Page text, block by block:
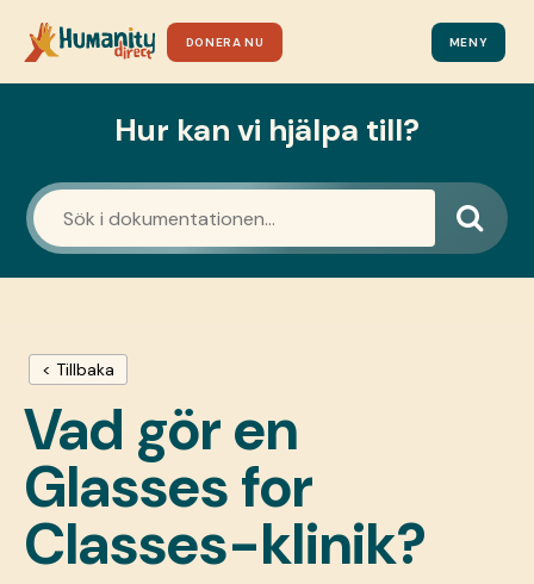
DONERA NU MENY
Hur kan vi hjälpa till?
< Tillbaka
Vad gör en
Glasses for
Classes-klinik?